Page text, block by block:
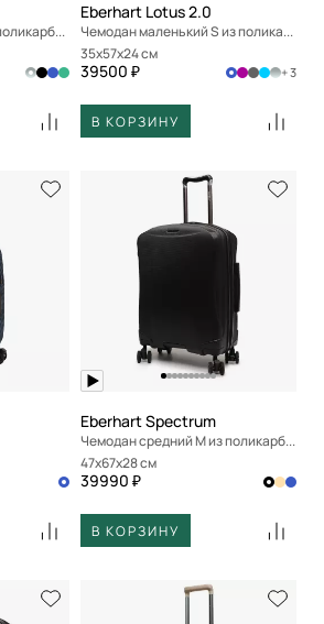
Чемодан большой L из поликарбоната
Eberhart Lotus 2.0
Чемодан маленький S из поликарбоната
35x57x24 см
39500 ₽ + 3
В КОРЗИНУ
Eberhart Spectrum
Чемодан средний M из поликарбоната
47x67x28 см
39990 ₽
В КОРЗИНУ